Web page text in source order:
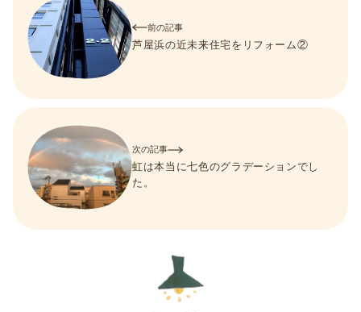
前の記事
芦屋浜の近未来住宅をリフォーム②
次の記事
虹は本当に七色のグラデーションでし
た。